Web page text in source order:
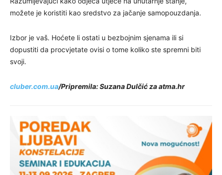
možete je koristiti kao sredstvo za jačanje samopouzdanja.
Izbor je vaš. Hoćete li ostati u bezbojnim sjenama ili si
dopustiti da procvjetate ovisi o tome koliko ste spremni biti
svoji.
cluber.com.ua/Pripremila: Suzana Dulčić za atma.hr